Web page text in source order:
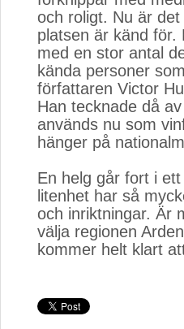
och roligt. Nu är
platsen är känd för.
med en stor antal
kända personer
författaren Victor
Han tecknade då
används nu som
hänger på
En helg går fort i
litenhet har så
och inriktningar. Är
välja regionen
kommer helt klart